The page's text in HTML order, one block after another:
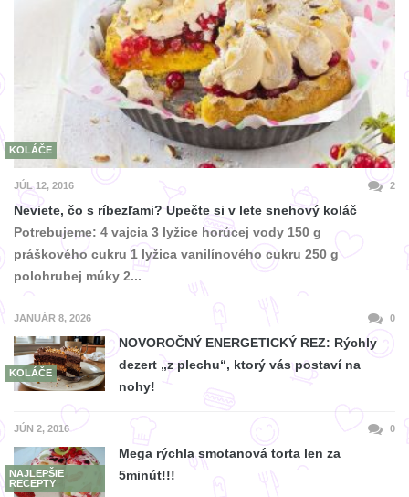
KOLÁČE
JÚL 12, 2016 2
Neviete, čo s ríbezľami? Upečte si v lete snehový koláč
Potrebujeme: 4 vajcia 3 lyžice horúcej vody 150 g
práškového cukru 1 lyžica vanilínového cukru 250 g
polohrubej múky 2...
JANUÁR 8, 2026 0
KOLÁČE
NOVOROČNÝ ENERGETICKÝ REZ: Rýchly
dezert „z plechu“, ktorý vás postaví na
nohy!
JÚN 2, 2016 0
NAJLEPŠIE
RECEPTY
Mega rýchla smotanová torta len za
5minút!!!